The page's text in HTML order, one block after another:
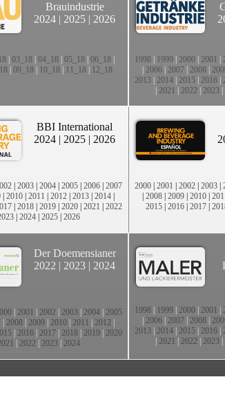
Brauindustrie
2024 | 2025 | 2026
| 03_18| 04_18| 05_18| 06_18|
09_18 10_18 11_18 12_18
1998 1999 2000 2001
2006 2007 2008
2013 2014 2015 2016
2021 2022 2023|
BBI International
2024 | 2025 | 2026
| 2003 | 2004 | 2005 | 2006 | 2007
| 2010 | 2011 | 2012 | 2013 | 2014 |
| 2018 | 2019 | 2020 | 2021 | 2022
| 2024| 2025| 2026
2000 | 2001 | 2002 | 2003 |
| 2008 | 2009 | 2010 |
2015 | 2016 | 2017 |
Der Doemensianer
2022 | 2023 | 2024
2001 2002 2003 2004 2005
2008 2009 2010 2011 2012
2016 2017 2018 2019 2020
2022 2023| 2024
1998 1999 2000 2001
2006 2007 2008
2013 2014 2015 2016
2021 2022 2023|